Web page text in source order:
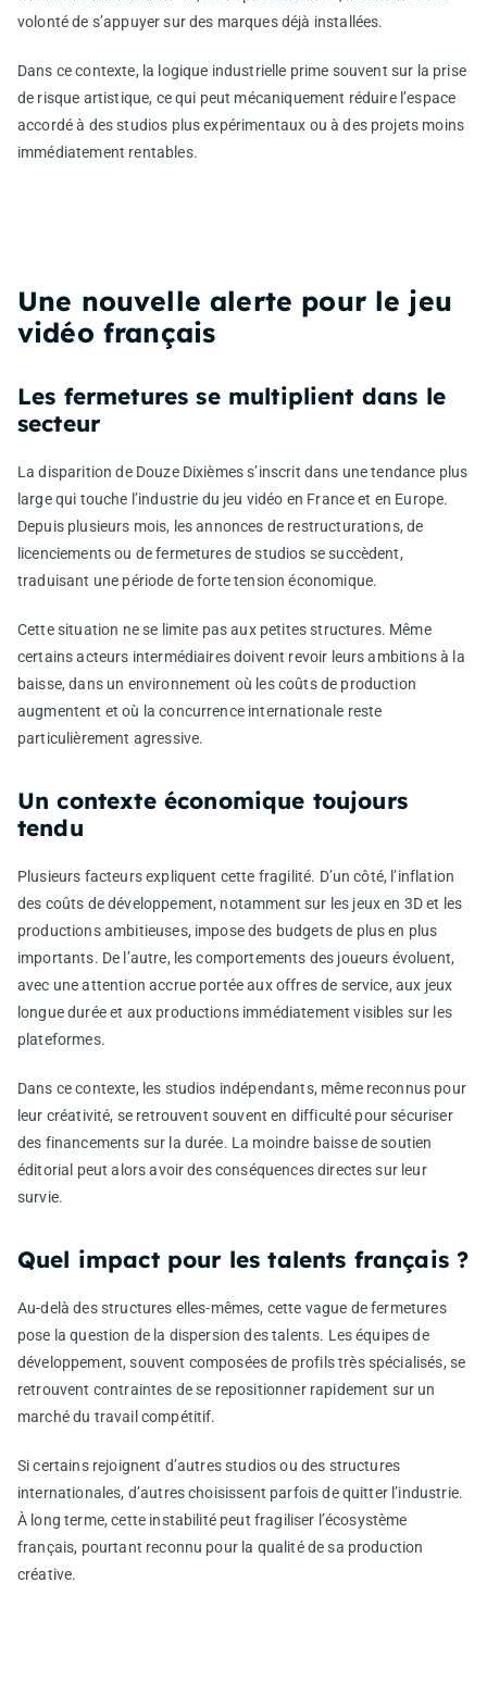
volonté de s’appuyer sur des marques déjà installées.
Dans ce contexte, la logique industrielle prime souvent sur la prise
de risque artistique, ce qui peut mécaniquement réduire l’espace
accordé à des studios plus expérimentaux ou à des projets moins
immédiatement rentables.
Une nouvelle alerte pour le jeu
vidéo français
Les fermetures se multiplient dans le
secteur
La disparition de Douze Dixièmes s’inscrit dans une tendance plus
large qui touche l’industrie du jeu vidéo en France et en Europe.
Depuis plusieurs mois, les annonces de restructurations, de
licenciements ou de fermetures de studios se succèdent,
traduisant une période de forte tension économique.
Cette situation ne se limite pas aux petites structures. Même
certains acteurs intermédiaires doivent revoir leurs ambitions à la
baisse, dans un environnement où les coûts de production
augmentent et où la concurrence internationale reste
particulièrement agressive.
Un contexte économique toujours
tendu
Plusieurs facteurs expliquent cette fragilité. D’un côté, l’inflation
des coûts de développement, notamment sur les jeux en 3D et les
productions ambitieuses, impose des budgets de plus en plus
importants. De l’autre, les comportements des joueurs évoluent,
avec une attention accrue portée aux offres de service, aux jeux
longue durée et aux productions immédiatement visibles sur les
plateformes.
Dans ce contexte, les studios indépendants, même reconnus pour
leur créativité, se retrouvent souvent en difficulté pour sécuriser
des financements sur la durée. La moindre baisse de soutien
éditorial peut alors avoir des conséquences directes sur leur
survie.
Quel impact pour les talents français ?
Au-delà des structures elles-mêmes, cette vague de fermetures
pose la question de la dispersion des talents. Les équipes de
développement, souvent composées de profils très spécialisés, se
retrouvent contraintes de se repositionner rapidement sur un
marché du travail compétitif.
Si certains rejoignent d’autres studios ou des structures
internationales, d’autres choisissent parfois de quitter l’industrie.
À long terme, cette instabilité peut fragiliser l’écosystème
français, pourtant reconnu pour la qualité de sa production
créative.